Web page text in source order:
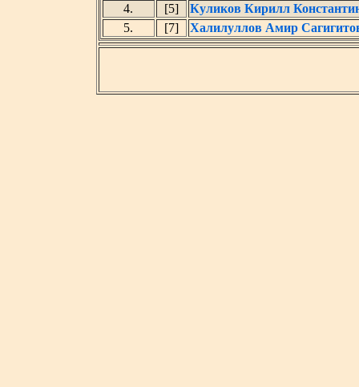
4.
[5]
Куликов Кирилл
5.
[7] Халилуллов Амир